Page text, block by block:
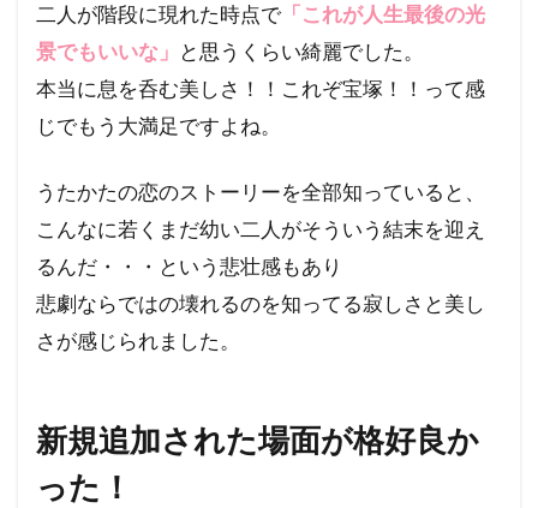
二人が階段に現れた時点で 「これが人生最後の光
景でもいいな」 と思うくらい綺麗でした。
本当に息を呑む美しさ！！これぞ宝塚！！って感
じでもう大満足ですよね。
うたかたの恋のストーリーを全部知っていると、
こんなに若くまだ幼い二人がそういう結末を迎え
るんだ・・・という悲壮感もあり
悲劇ならではの壊れるのを知ってる寂しさと美し
さが感じられました。
新規追加された場面が格好良か
った！